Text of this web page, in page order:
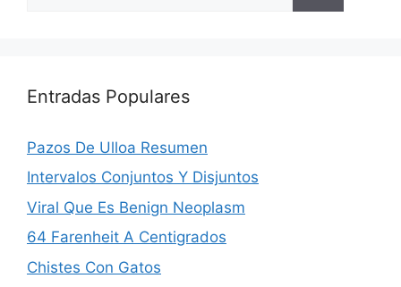
Entradas Populares
Pazos De Ulloa Resumen
Intervalos Conjuntos Y Disjuntos
Viral Que Es Benign Neoplasm
64 Farenheit A Centigrados
Chistes Con Gatos